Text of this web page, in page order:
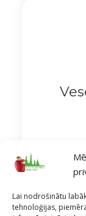
Lai nodrošinātu
tehnoloģijas,